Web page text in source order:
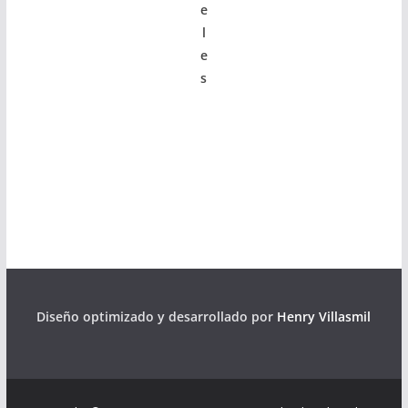
e
l
e
s
Diseño optimizado y desarrollado por Henry Villasmil